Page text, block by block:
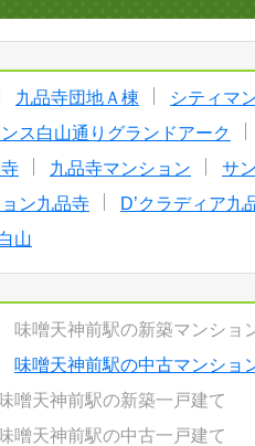
九品寺団地Ａ棟 シティマ
ス白山通りグランドアーク
九品寺マンション サ
ン九品寺 D’クラディア九
山
味噌天神前駅の新築マンショ
味噌天神前駅の中古マンショ
味噌天神前駅の新築一戸建て
味噌天神前駅の中古一戸建て